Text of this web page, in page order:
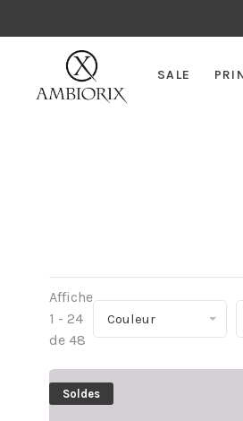
SALE
Affiche
1 - 24
de 48
Couleur
Soldes